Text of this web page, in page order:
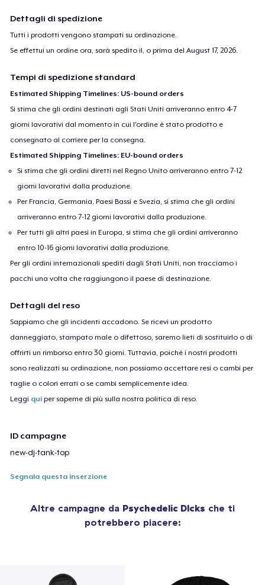
Dettagli di spedizione
Tutti i prodotti vengono stampati su ordinazione.
Se effettui un ordine ora, sarà spedito il, o prima delAugust 17, 2026
Tempi di spedizione standard
Estimated Shipping Timelines: US-bound orders
Si stima che gli ordini destinati agli Stati Uniti arriveranno entro 4-7
giorni lavorativi dal momento in cui l'ordine è stato prodotto e
consegnato al corriere per la consegna.
Estimated Shipping Timelines: EU-bound orders
Si stima che gli ordini diretti nel Regno Unito arriveranno entro 7-12
giorni lavorativi dalla produzione.
Per Francia, Germania, Paesi Bassi e Svezia, si stima che gli ordini
arriveranno entro 7-12 giorni lavorativi dalla produzione.
Per tutti gli altri paesi in Europa, si stima che gli ordini arriveranno
entro 10-16 giorni lavorativi dalla produzione.
Per gli ordini internazionali spediti dagli Stati Uniti, non tracciamo i
pacchi una volta che raggiungono il paese di destinazione.
Dettagli del reso
Sappiamo che gli incidenti accadono. Se ricevi un prodotto
danneggiato, stampato male o difettoso, saremo lieti di sostituirlo o di
offrirti un rimborso entro 30 giorni. Tuttavia, poiché i nostri prodotti
sono realizzati su ordinazione, non possiamo accettare resi o cambi per
taglie o colori errati o se cambi semplicemente idea.
Leggi qui per saperne di più sulla nostra politica di reso.
ID campagne
new-dj-tank-top
Segnala questa inserzione
Altre campagne da Psychedelic Dlcks che ti
potrebbero piacere: